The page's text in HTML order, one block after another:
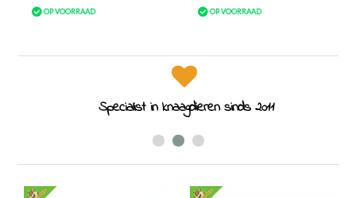
OP VOORRAAD OP VOORRAAD
Specialist in knaagdieren sinds 2011